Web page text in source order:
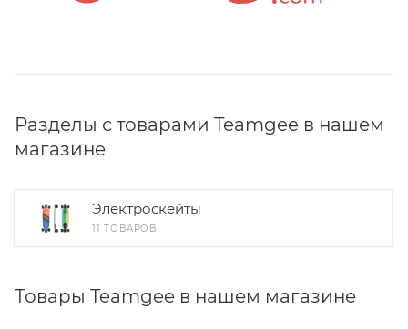
Разделы с товарами Teamgee в нашем
магазине
Электроскейты
11 ТОВАРОВ
Товары Teamgee в нашем магазине